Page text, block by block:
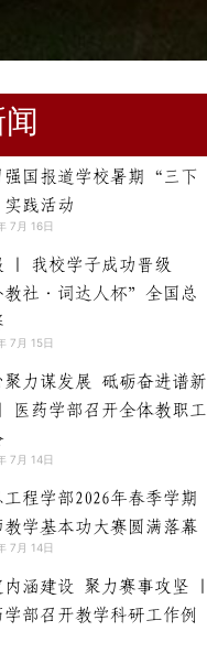
强国报道学校暑期“三下
践活动
7月 16日
| 我校学子成功晋级
教社·词达人杯”全国总
7月 15日
聚力谋发展 砥砺奋进谱新
医药学部召开全体教职工
7月 14日
工程学部2026年春季学期
教学基本功大赛圆满落幕
7月 14日
内涵建设 聚力赛事攻坚 |
学部召开教学科研工作例